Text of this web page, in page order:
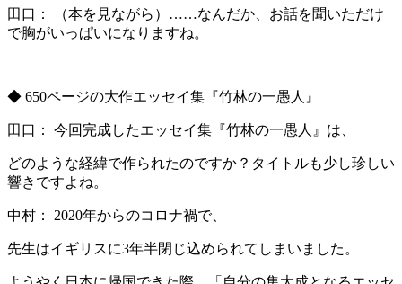
田口： （本を見ながら）……なんだか、お話を聞いただけ
で胸がいっぱいになりますね。
◆ 650ページの大作エッセイ集『竹林の一愚人』
田口： 今回完成したエッセイ集『竹林の一愚人』は、
どのような経緯で作られたのですか？タイトルも少し珍しい
響きですよね。
中村： 2020年からのコロナ禍で、
先生はイギリスに3年半閉じ込められてしまいました。